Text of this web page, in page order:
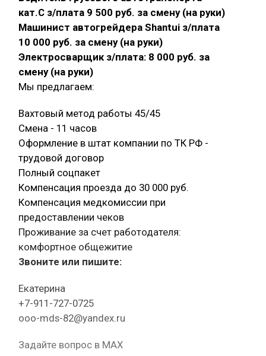
кат.С з/плата 9 500 руб. за смену (на руки)
Машинист автогрейдера Shantui з/плата
10 000 руб. за смену (на руки)
Электросварщик з/плата: 8 000 руб. за
смену (на руки)
Мы предлагаем:
Вахтовый метод работы 45/45
Смена - 11 часов
Оформление в штат компании по ТК РФ -
трудовой договор
Полный соцпакет
Компенсация проезда до 30 000 руб.
Компенсация медкомиссии при
предоставлении чеков
Проживание за счет работодателя:
комфортное общежитие
Звоните или пишите:
Екатерина
+7-911-727-0725
ooo-mds-82@yandex.ru
Задайте вопрос в MAX